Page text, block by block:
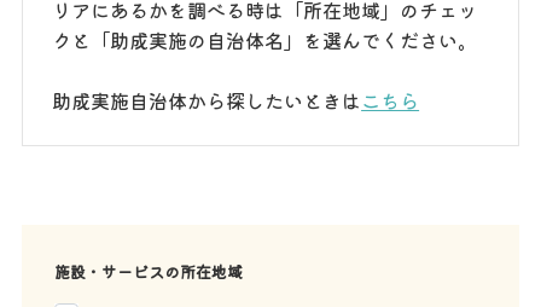
リアにあるかを調べる時は「所在地域」のチェッ
クと「助成実施の自治体名」を選んでください。
助成実施自治体から探したいときはこちら
施設・サービスの所在地域